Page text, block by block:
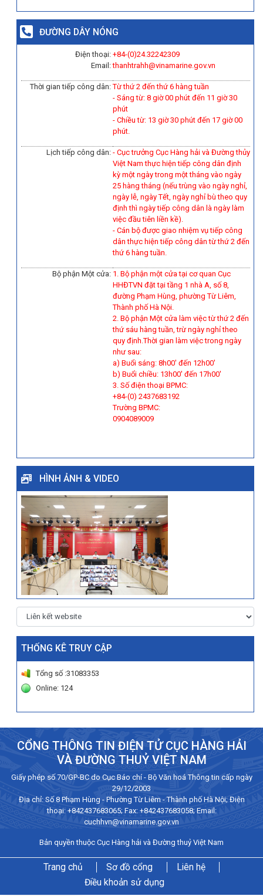
ĐƯỜNG DÂY NÓNG
Điện thoại:
Email:
+84-(0)24.32242309
thanhtrahh@vinamarine.gov.vn
Thời gian tiếp công dân:Từ thứ 2 đến thứ 6 hàng tuần
- Sáng từ: 8 giờ 00 phút đến 11 giờ 30
phút
- Chiều từ: 13 giờ 30 phút đến 17 giờ 00
phút.
Lịch tiếp công dân: - Cục trưởng Cục Hàng hải và Đường thủy
Việt Nam thực hiện tiếp công dân định
kỳ một ngày trong một tháng vào ngày
25 hàng tháng (nếu trùng vào ngày nghỉ,
ngày lễ, ngày Tết, ngày nghỉ bù theo quy
định thì ngày tiếp công dân là ngày làm
việc đầu tiên liền kề).
- Cán bộ được giao nhiệm vụ tiếp công
dân thực hiện tiếp công dân từ thứ 2 đến
thứ 6 hàng tuần.
Bộ phận Một cửa: 1. Bộ phận một cửa tại cơ quan Cục
HHĐTVN đặt tại tầng 1 nhà A, số 8,
đường Phạm Hùng, phường Từ Liêm,
Thành phố Hà Nội.
2. Bộ phận Một cửa làm việc từ thứ 2 đến
thứ sáu hàng tuần, trừ ngày nghỉ theo
quy định.Thời gian làm việc trong ngày
như sau:
a) Buổi sáng: 8h00' đến 12h00'
b) Buổi chiều: 13h00' đến 17h00'
3. Số điện thoại BPMC:
+84-(0) 2437683192
Trường BPMC:
0904089009
HÌNH ẢNH & VIDEO
THỐNG KÊ TRUY CẬP
Tổng số :31083353
Online: 124
CỔNG THÔNG TIN ĐIỆN TỬ CỤC HÀNG HẢI
VÀ ĐƯỜNG THUỶ VIỆT NAM
Giấy phép số 70/GP-BC do Cục Báo chí - Bộ Văn hoá Thông tin cấp ngày
29/12/2003
Địa chỉ: Số 8 Phạm Hùng - Phường Từ Liêm - Thành phố Hà Nội; Điện
thoại: +842437683065; Fax: +842437683058; Email:
cuchhvn@vinamarine.gov.vn
Bản quyền thuộc Cục Hàng hải và Đường thuỷ Việt Nam
Trang chủ Sơ đồ cổng
Liên hệ
Điều khoản sử dụng